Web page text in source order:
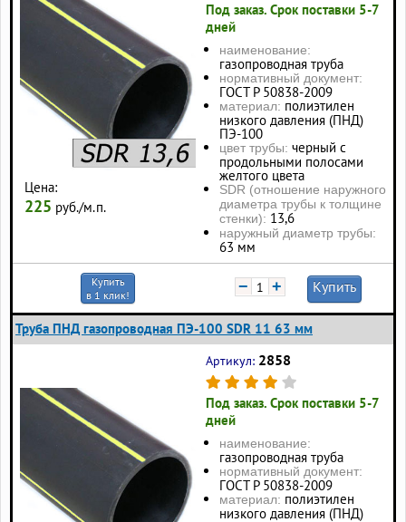
Цена:
225 руб./м.п.
Под заказ. Срок поставки 5-7
дней
наименование:
газопроводная труба
нормативный документ:
ГОСТ Р 50838-2009
материал: полиэтилен
низкого давления (ПНД)
ПЭ-100
цвет трубы: черный с
продольными полосами
желтого цвета
SDR (отношение наружного
диаметра трубы к толщине
стенки): 13,6
наружный диаметр трубы:
63 мм
Купить
в 1 клик!
− + Купить
Труба ПНД газопроводная ПЭ-100 SDR 11 63 мм
Артикул: 2858
Под заказ. Срок поставки 5-7
дней
наименование:
газопроводная труба
нормативный документ:
ГОСТ Р 50838-2009
материал: полиэтилен
низкого давления (ПНД)